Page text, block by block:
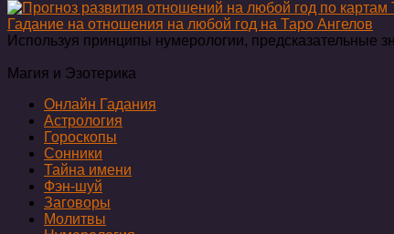
Гадание на отношения на любой год на Таро Ангелов
Используя принципы нумерологии, предсказательные
Магия и Эзотерика
Онлайн Гадания
Астрология
Гороскопы
Сонники
Тайна имени
Фэн-шуй
Заговоры
Молитвы